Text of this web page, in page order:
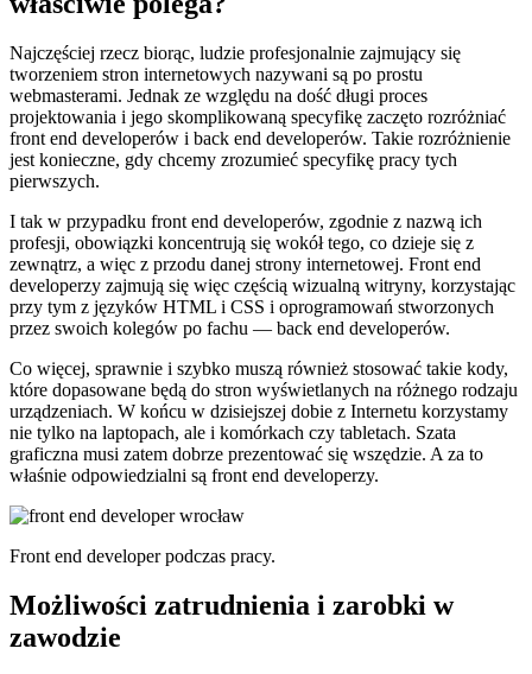
Najczęściej rzecz biorąc, ludzie profesjonalnie zajmujący się
tworzeniem stron internetowych nazywani są po prostu
webmasterami. Jednak ze względu na dość długi proces
projektowania i jego skomplikowaną specyfikę zaczęto rozróżniać
front end developerów i back end developerów. Takie rozróżnienie
jest konieczne, gdy chcemy zrozumieć specyfikę pracy tych
pierwszych.
I tak w przypadku front end developerów, zgodnie z nazwą ich
profesji, obowiązki koncentrują się wokół tego, co dzieje się z
zewnątrz, a więc z przodu danej strony internetowej. Front end
developerzy zajmują się więc częścią wizualną witryny, korzystając
przy tym z języków HTML i CSS i oprogramowań stworzonych
przez swoich kolegów po fachu — back end developerów.
Co więcej, sprawnie i szybko muszą również stosować takie kody,
które dopasowane będą do stron wyświetlanych na różnego rodzaju
urządzeniach. W końcu w dzisiejszej dobie z Internetu korzystamy
nie tylko na laptopach, ale i komórkach czy tabletach. Szata
graficzna musi zatem dobrze prezentować się wszędzie. A za to
właśnie odpowiedzialni są front end developerzy.
Front end developer podczas pracy.
Możliwości zatrudnienia i zarobki w
zawodzie